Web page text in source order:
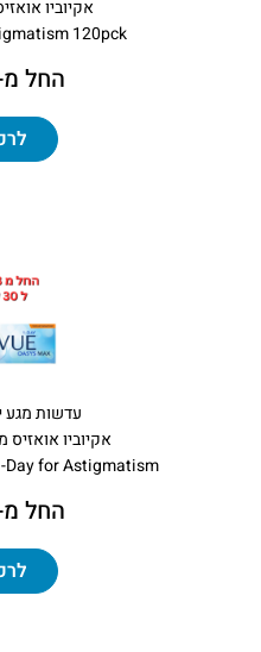
אקיוביו
120pck
החל מ- 636
עדשות מגע
אקיוביו אואזיס
Day for Astigmatism
החל מ- 198